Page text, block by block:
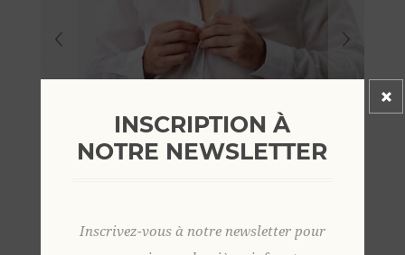
INSCRIPTION À
NOTRE NEWSLETTER
Inscrivez-vous à notre newsletter pour